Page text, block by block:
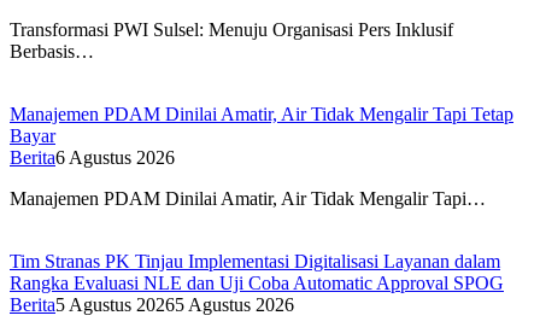
Transformasi PWI Sulsel: Menuju Organisasi Pers Inklusif
Berbasis…
Manajemen PDAM Dinilai Amatir, Air Tidak Mengalir Tapi Tetap
Bayar
Berita6 Agustus 2026
Manajemen PDAM Dinilai Amatir, Air Tidak Mengalir Tapi…
Tim Stranas PK Tinjau Implementasi Digitalisasi Layanan dalam
Rangka Evaluasi NLE dan Uji Coba Automatic Approval SPOG
Berita5 Agustus 20265 Agustus 2026